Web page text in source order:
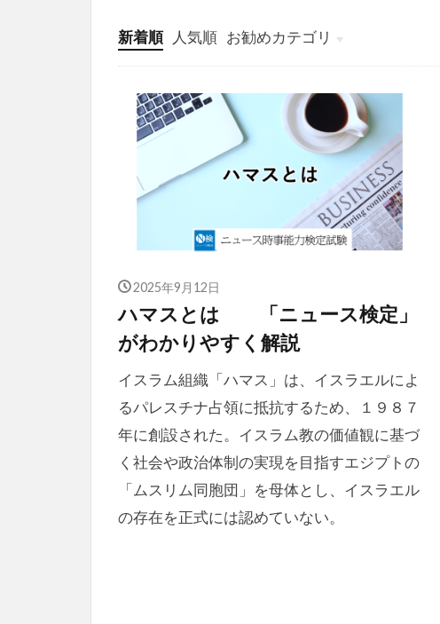
新着順 人気順 お勧めカテゴリ
投稿
学び
マンガ
電子書籍
2025年9月12日
ハマスとは 「ニュース検定」
がわかりやすく解説
イスラム組織「ハマス」は、イスラエルによ
るパレスチナ占領に抵抗するため、１９８７
年に創設された。イスラム教の価値観に基づ
く社会や政治体制の実現を目指すエジプトの
「ムスリム同胞団」を母体とし、イスラエル
の存在を正式には認めていない。